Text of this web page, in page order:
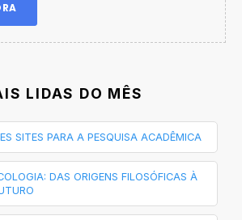
LIDAS DO MÊS
SITES PARA A PESQUISA ACADÊMICA
DAS ORIGENS FILOSÓFICAS À